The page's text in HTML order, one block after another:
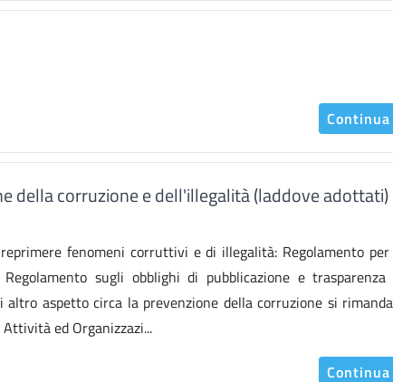
Continua
della corruzione e dell'illegalità (laddove adottati)
fenomeni corruttivi e di illegalità: Regolamento
sugli obblighi di pubblicazione e trasparenza
aspetto circa la prevenzione della corruzione si
ed Organizzazi...
Continua